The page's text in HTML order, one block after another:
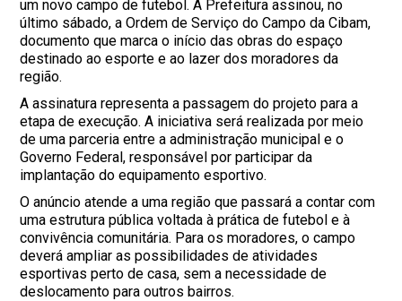
um novo campo de futebol. A Prefeitura assinou, no
último sábado, a Ordem de Serviço do Campo da Cibam,
documento que marca o início das obras do espaço
destinado ao esporte e ao lazer dos moradores da
região.
A assinatura representa a passagem do projeto para a
etapa de execução. A iniciativa será realizada por meio
de uma parceria entre a administração municipal e o
Governo Federal, responsável por participar da
implantação do equipamento esportivo.
O anúncio atende a uma região que passará a contar com
uma estrutura pública voltada à prática de futebol e à
convivência comunitária. Para os moradores, o campo
deverá ampliar as possibilidades de atividades
esportivas perto de casa, sem a necessidade de
deslocamento para outros bairros.